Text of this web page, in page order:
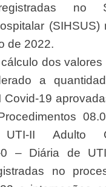
no
(SIHSUS)
de 2022.
cálculo dos valores
a
Covid-19
UTI-II Adulto
0 – Diária de
no